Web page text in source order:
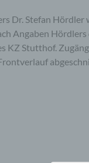
Dr. Stefan
Angaben
KZ Stutthof.